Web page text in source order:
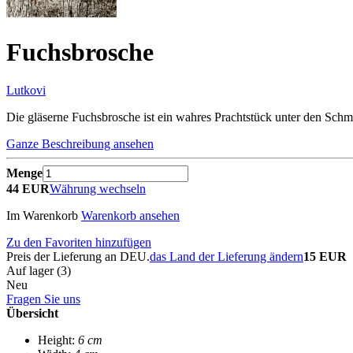
Fuchsbrosche
Lutkovi
Die gläserne Fuchsbrosche ist ein wahres Prachtstück unter den
Ganze Beschreibung ansehen
Menge
44 EURWährung wechseln
Im Warenkorb Warenkorb ansehen
Zu den Favoriten hinzufügen
Preis der Lieferung an DEU.das Land der Lieferung ändern15 EUR
Auf lager (3)
Neu
Fragen Sie uns
Übersicht
Height: 6 cm